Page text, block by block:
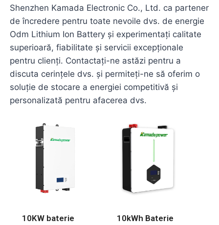
Shenzhen Kamada Electronic Co., Ltd. ca partener
de încredere pentru toate nevoile dvs. de energie
Odm Lithium Ion Battery și experimentați calitate
superioară, fiabilitate și servicii excepționale
pentru clienți. Contactați-ne astăzi pentru a
discuta cerințele dvs. și permiteți-ne să oferim o
soluție de stocare a energiei competitivă și
personalizată pentru afacerea dvs.
10KW baterie
10kWh Baterie